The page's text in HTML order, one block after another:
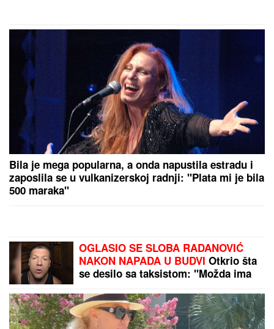
Bila je mega popularna, a onda napustila estradu i
zaposlila se u vulkanizerskoj radnji: "Plata mi je bila
500 maraka"
OGLASIO SE SLOBA RADANOVIĆ
NAKON NAPADA U BUDVI Otkrio šta
se desilo sa taksistom: "Možda ima